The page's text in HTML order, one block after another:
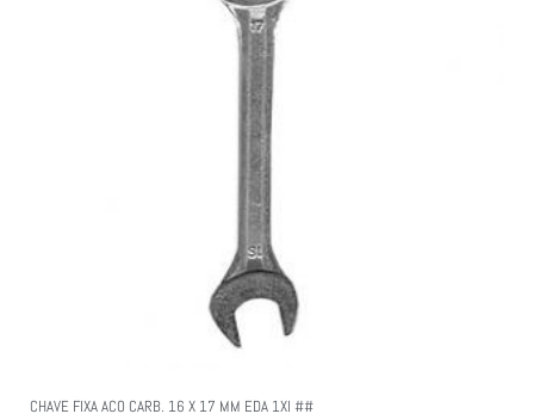
CHAVE FIXA ACO CARB. 16 X 17 MM EDA 1XI ##